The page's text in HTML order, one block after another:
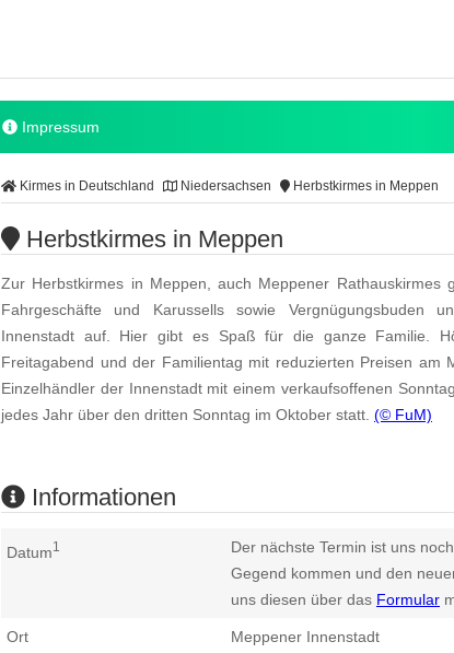
Impressum
Kirmes in Deutschland Niedersachsen Herbstkirmes in Meppen
Herbstkirmes in Meppen
Zur Herbstkirmes in Meppen, auch Meppener Rathauskirmes
Fahrgeschäfte und Karussells sowie Vergnügungsbuden
Innenstadt auf. Hier gibt es Spaß für die ganze Familie.
Freitagabend und der Familientag mit reduzierten Preisen am
Einzelhändler der Innenstadt mit einem verkaufsoffenen
jedes Jahr über den dritten Sonntag im Oktober statt. (© FuM)
Informationen
Datum1
Der nächste Termin ist uns
Gegend kommen und den
uns diesen über das Formular
Ort
Meppener Innenstadt